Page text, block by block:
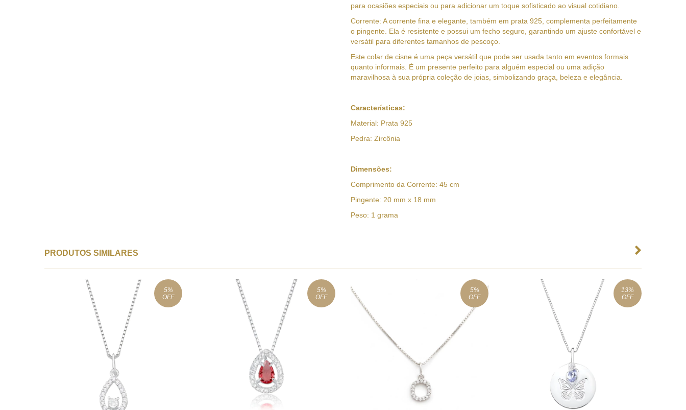
para ocasiões especiais ou para adicionar um toque sofisticado ao visual cotidiano.
Corrente: A corrente fina e elegante, também em prata 925, complementa perfeitamente
o pingente. Ela é resistente e possui um fecho seguro, garantindo um ajuste confortável e
versátil para diferentes tamanhos de pescoço.
Este colar de cisne é uma peça versátil que pode ser usada tanto em eventos formais
quanto informais. É um presente perfeito para alguém especial ou uma adição
maravilhosa à sua própria coleção de joias, simbolizando graça, beleza e elegância.
Características:
Material: Prata 925
Pedra: Zircônia
Dimensões:
Comprimento da Corrente: 45 cm
Pingente: 20 mm x 18 mm
Peso: 1 grama
PRODUTOS SIMILARES
5%
OFF
5%
OFF
5%
OFF
13%
OFF